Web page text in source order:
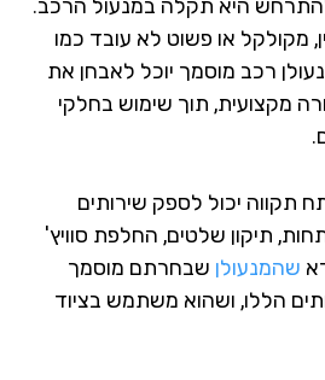
או פשוט לא עובד כמו
רכב מוסמך יוכל לאבחן את
תוך שימוש בחלקי
יכול לספק שירותים
שלטים, החלפת סוויץ'
שבחרתם מוסמך
ושהוא משתמש בציוד